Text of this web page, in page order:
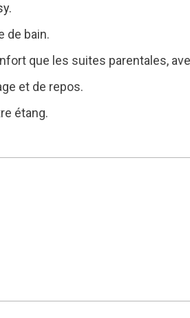
de bain.
que les suites parentales,
et de repos.
étang.